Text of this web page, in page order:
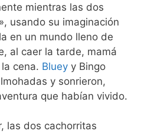
mientras las dos
usando su imaginación
en un mundo lleno de
al caer la tarde, mamá
cena. Bluey y Bingo
y sonrieron,
que habían vivido.
las dos cachorritas